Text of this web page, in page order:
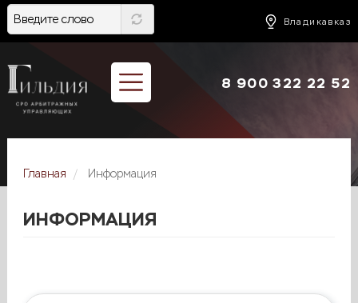
Перейти
основному
Владикавказ
8 900 322 22 52
Главная Информация
ИНФОРМАЦИЯ